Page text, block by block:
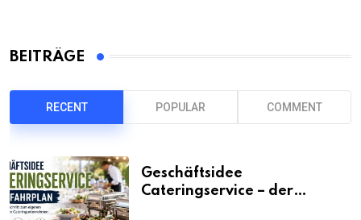
BEITRÄGE
RECENT POPULAR COMMENT
Geschäftsidee
Cateringservice – der